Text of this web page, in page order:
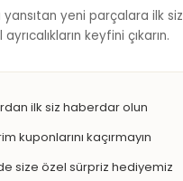
yansıtan yeni parçalara ilk siz
keyfini çıkarın.
ilk siz haberdar olun
kuponlarını kaçırmayın
size özel sürpriz hediyemiz